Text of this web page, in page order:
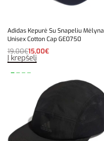
Adidas Kepurė Su Snapeliu Mėlyna
Unisex Cotton Cap GE0750
19,00€15,00€
Į krepšelį